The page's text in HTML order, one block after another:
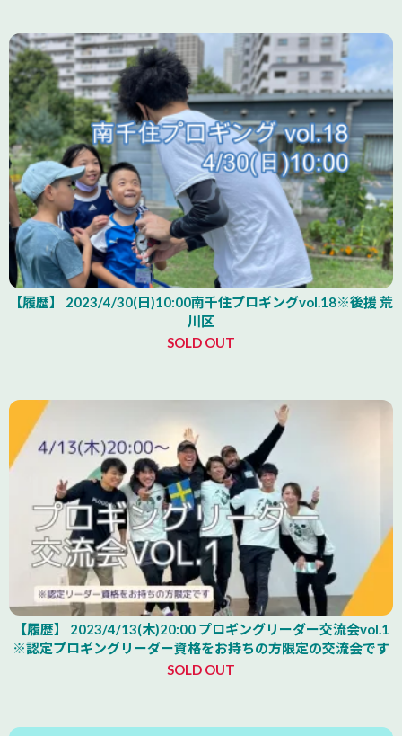
【履歴】 2023/4/30(日)10:00南千住プロギングvol.18※後援 荒
川区
SOLD OUT
【履歴】 2023/4/13(木)20:00 プロギングリーダー交流会vol.1
※認定プロギングリーダー資格をお持ちの方限定の交流会です
SOLD OUT